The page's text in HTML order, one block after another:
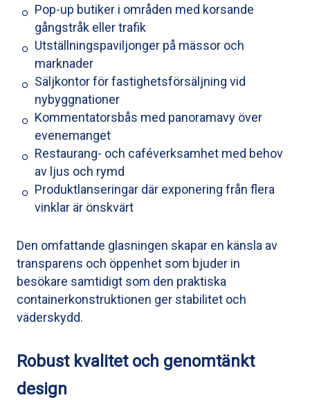
Pop-up butiker i områden med korsande
gångstråk eller trafik
Utställningspaviljonger på mässor och
marknader
Säljkontor för fastighetsförsäljning vid
nybyggnationer
Kommentatorsbås med panoramavy över
evenemanget
Restaurang- och caféverksamhet med behov
av ljus och rymd
Produktlanseringar där exponering från flera
vinklar är önskvärt
Den omfattande glasningen skapar en känsla av
transparens och öppenhet som bjuder in
besökare samtidigt som den praktiska
containerkonstruktionen ger stabilitet och
väderskydd.
Robust kvalitet och genomtänkt
design